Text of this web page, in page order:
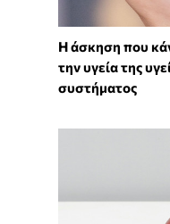
Η άσκηση που
την υγεία της
συστήματος